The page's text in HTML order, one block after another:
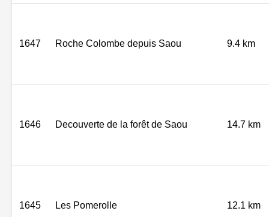
1647 Roche Colombe depuis Saou 9.4 km
1646 Decouverte de la forêt de Saou 14.7 km
1645 Les Pomerolle 12.1 km